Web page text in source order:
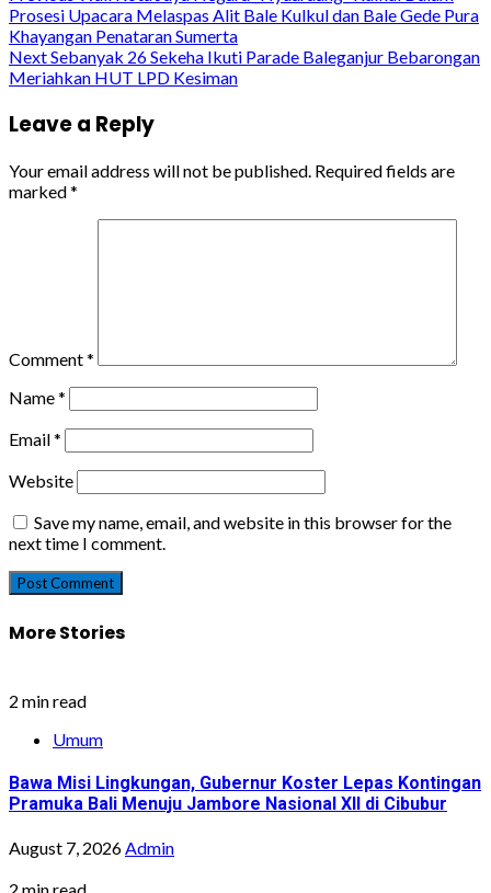
Reading
Prosesi Upacara Melaspas Alit Bale Kulkul dan Bale Gede Pura
Khayangan Penataran Sumerta
NextSebanyak 26 Sekeha Ikuti Parade Baleganjur Bebarongan
Meriahkan HUT LPD Kesiman
Leave a Reply
Your email address will not be published. Required fields are
marked*
Comment*
Name*
Email*
Website
Save my name, email, and website in this browser for the
next time I comment.
More Stories
2 min read
Umum
Bawa Misi Lingkungan, Gubernur Koster Lepas Kontingan
Pramuka Bali Menuju Jambore Nasional XII di Cibubur
August 7, 2026Admin